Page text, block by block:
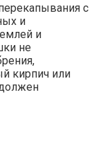
с
и
и
не
кирпич или